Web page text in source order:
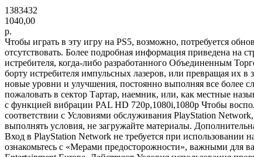
1383432
1040,00
р.
Чтобы играть в эту игру на PS5, возможно, потребуется
отсутствовать. Более подробная информация приведена на
истребителя, когда-либо разработанного Объединенным
борту истребителя импульсных лазеров, или превращая их
новые уровни и улучшения, постоянно выполняя все более
пожаловать в сектор Тартар, наемник, или, как местные
с функцией вибрации PAL HD 720p,1080i,1080p Чтобы
соответствии с Условиями обслуживания PlayStation
выполнять условия, не загружайте материалы.
Вход в PlayStation Network не требуется при использовании
ознакомьтесь с «Мерами предосторожности», важными для